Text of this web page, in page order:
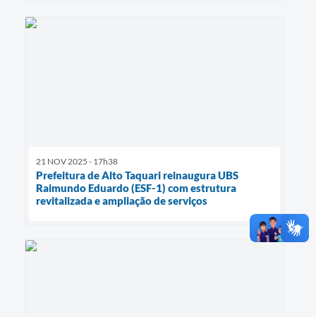
21 NOV 2025 - 17h38
Prefeitura de Alto Taquari reinaugura UBS
Raimundo Eduardo (ESF-1) com estrutura
revitalizada e ampliação de serviços